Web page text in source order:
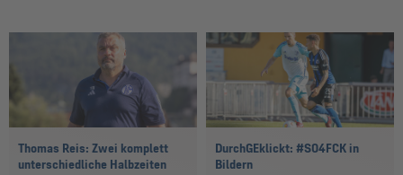
Thomas Reis: Zwei komplett
unterschiedliche Halbzeiten
DurchGEklickt: #S04FCK in
Bildern